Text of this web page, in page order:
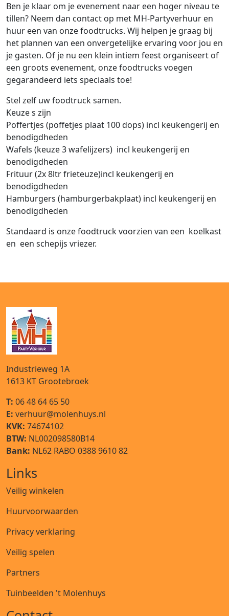
Ben je klaar om je evenement naar een hoger niveau te
tillen? Neem dan contact op met MH-Partyverhuur en
huur een van onze foodtrucks. Wij helpen je graag bij
het plannen van een onvergetelijke ervaring voor jou en
je gasten. Of je nu een klein intiem feest organiseert of
een groots evenement, onze foodtrucks voegen
gegarandeerd iets speciaals toe!
Stel zelf uw foodtruck samen.
Keuze s zijn
Poffertjes (poffetjes plaat 100 dops) incl keukengerij en
benodigdheden
Wafels (keuze 3 wafelijzers) incl keukengerij en
benodigdheden
Frituur (2x 8ltr frieteuze)incl keukengerij en
benodigdheden
Hamburgers (hamburgerbakplaat) incl keukengerij en
benodigdheden
Standaard is onze foodtruck voorzien van een koelkast
en een schepijs vriezer.
Industrieweg 1A
1613 KT Grootebroek
T: 06 48 64 65 50
E: verhuur@molenhuys.nl
KVK: 74674102
BTW: NL002098580B14
Bank: NL62 RABO 0388 9610 82
Links
Veilig winkelen
Huurvoorwaarden
Privacy verklaring
Veilig spelen
Partners
Tuinbeelden 't Molenhuys